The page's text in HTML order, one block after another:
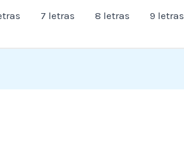
7 letras 8 letras
9 letras